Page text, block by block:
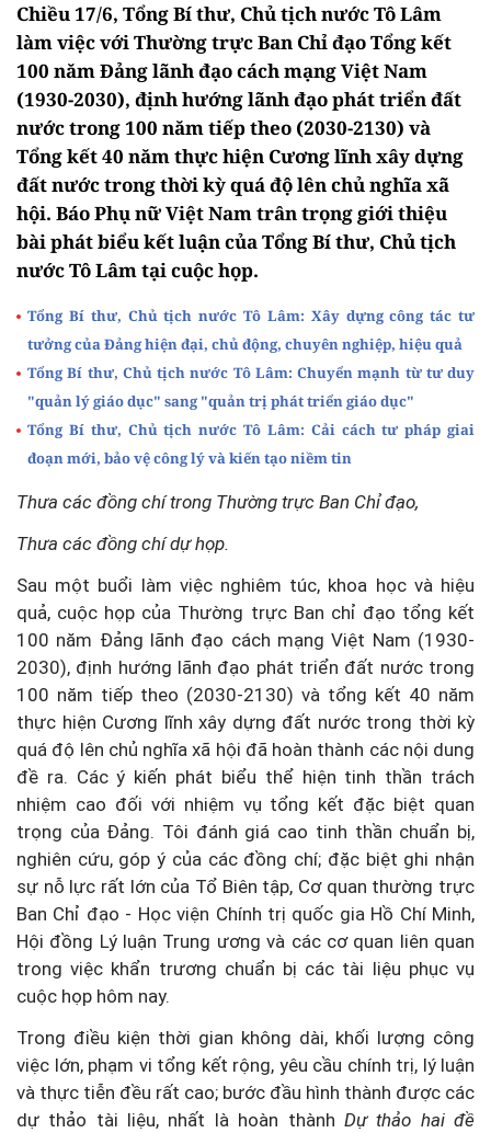
Chiều 17/6, Tổng Bí thư, Chủ tịch nước Tô Lâm
làm việc với Thường trực Ban Chỉ đạo Tổng kết
100 năm Đảng lãnh đạo cách mạng Việt Nam
(1930-2030), định hướng lãnh đạo phát triển đất
nước trong 100 năm tiếp theo (2030-2130) và
Tổng kết 40 năm thực hiện Cương lĩnh xây dựng
đất nước trong thời kỳ quá độ lên chủ nghĩa xã
hội. Báo Phụ nữ Việt Nam trân trọng giới thiệu
bài phát biểu kết luận của Tổng Bí thư, Chủ tịch
nước Tô Lâm tại cuộc họp.
Tổng Bí thư, Chủ tịch nước Tô Lâm: Xây dựng công tác tư
tưởng của Đảng hiện đại, chủ động, chuyên nghiệp, hiệu quả
Tổng Bí thư, Chủ tịch nước Tô Lâm: Chuyển mạnh từ tư duy
"quản lý giáo dục" sang "quản trị phát triển giáo dục"
Tổng Bí thư, Chủ tịch nước Tô Lâm: Cải cách tư pháp giai
đoạn mới, bảo vệ công lý và kiến tạo niềm tin
Thưa các đồng chí trong Thường trực Ban Chỉ đạo,
Thưa các đồng chí dự họp.
Sau một buổi làm việc nghiêm túc, khoa học và hiệu
quả, cuộc họp của Thường trực Ban chỉ đạo tổng kết
100 năm Đảng lãnh đạo cách mạng Việt Nam (1930-
2030), định hướng lãnh đạo phát triển đất nước trong
100 năm tiếp theo (2030-2130) và tổng kết 40 năm
thực hiện Cương lĩnh xây dựng đất nước trong thời kỳ
quá độ lên chủ nghĩa xã hội đã hoàn thành các nội dung
đề ra. Các ý kiến phát biểu thể hiện tinh thần trách
nhiệm cao đối với nhiệm vụ tổng kết đặc biệt quan
trọng của Đảng. Tôi đánh giá cao tinh thần chuẩn bị,
nghiên cứu, góp ý của các đồng chí; đặc biệt ghi nhận
sự nỗ lực rất lớn của Tổ Biên tập, Cơ quan thường trực
Ban Chỉ đạo - Học viện Chính trị quốc gia Hồ Chí Minh,
Hội đồng Lý luận Trung ương và các cơ quan liên quan
trong việc khẩn trương chuẩn bị các tài liệu phục vụ
cuộc họp hôm nay.
Trong điều kiện thời gian không dài, khối lượng công
việc lớn, phạm vi tổng kết rộng, yêu cầu chính trị, lý luận
và thực tiễn đều rất cao; bước đầu hình thành được các
dự thảo tài liệu, nhất là hoàn thành Dự thảo hai đề